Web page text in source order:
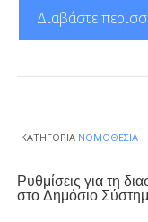
Διαβάστε
ΚΑΤΗΓΟΡΊΑ ΝΟΜΟΘΕΣΊΑ
Ρυθμίσεις για τη
στο Δημόσιο